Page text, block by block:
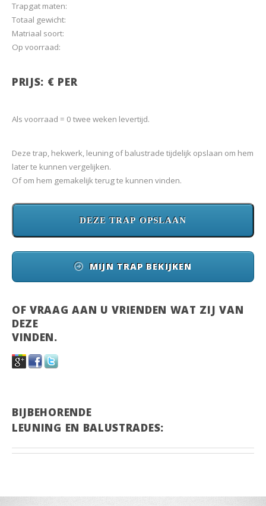
Trapgat maten:
Totaal gewicht:
Matriaal soort:
Op voorraad:
PRIJS: € PER
Als voorraad = 0 twee weken levertijd.
Deze trap, hekwerk, leuning of balustrade tijdelijk opslaan om hem
later te kunnen vergelijken.
Of om hem gemakelijk terug te kunnen vinden.
MIJN TRAP BEKIJKEN
OF VRAAG AAN U VRIENDEN WAT ZIJ VAN
DEZE
VINDEN.
BIJBEHORENDE
LEUNING EN BALUSTRADES: